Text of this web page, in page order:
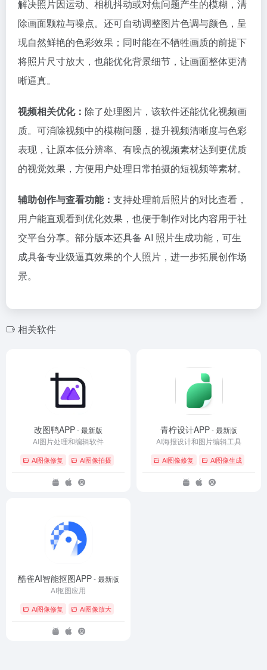
解决照片因运动、相机抖动或对焦问题产生的模糊，清
除画面颗粒与噪点。还可自动调整图片色调与颜色，呈
现自然鲜艳的色彩效果；同时能在不牺牲画质的前提下
将照片尺寸放大，也能优化背景细节，让画面整体更清
晰逼真。
视频相关优化： 除了处理图片，该软件还能优化视频画
质。可消除视频中的模糊问题，提升视频清晰度与色彩
表现，让原本低分辨率、有噪点的视频素材达到更优质
的视觉效果，方便用户处理日常拍摄的短视频等素材。
辅助创作与查看功能： 支持处理前后照片的对比查看，
用户能直观看到优化效果，也便于制作对比内容用于社
交平台分享。部分版本还具备 AI 照片生成功能，可生
成具备专业级逼真效果的个人照片，进一步拓展创作场
景。
相关软件
改图鸭APP- 最新版
AI图片处理和编辑软件
Ai图像修复 Ai图像拍摄
青柠设计APP- 最新版
AI海报设计和图片编辑工具
Ai图像修复 Ai图像生成
酷雀AI智能抠图APP- 最新版
AI抠图应用
Ai图像修复 Ai图像放大